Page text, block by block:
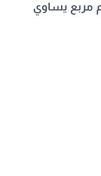
55.3 فدان بالقدم مربع يساوي